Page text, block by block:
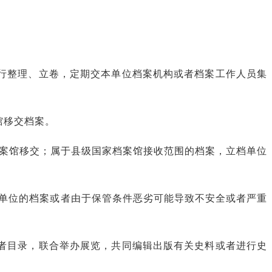
理、立卷，定期交本单位档案机构或者档案工作人员集
交档案。
馆移交；属于县级国家档案馆接收范围的档案，立档单位
位的档案或者由于保管条件恶劣可能导致不安全或者严重
录，联合举办展览，共同编辑出版有关史料或者进行史